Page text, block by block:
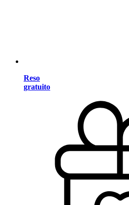
Reso
gratuito